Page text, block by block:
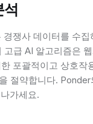
쟁사 데이터를 수집
급 AI 알고리즘은
포괄적이고 상호작
절약합니다. Ponder
가세요.